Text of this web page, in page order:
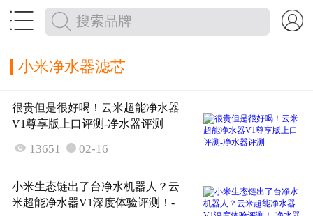
 
小米净水器滤芯
很贵但是很好喝！云米超能净水器
V1尊享版上口评测-净水器评测
 13651  02-16
小米生态链出了台净水机器人？云
米超能净水器V1深度体验评测！-